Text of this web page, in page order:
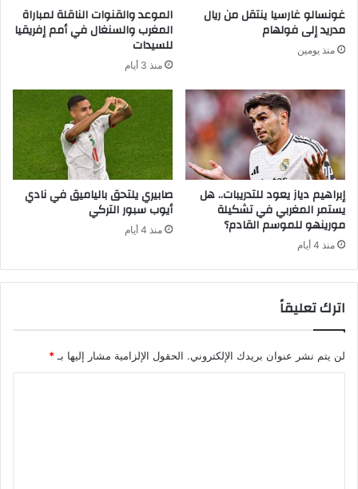
غونسالو غارسيا ينتقل من ريال
مدريد إلى فولهام
منذ يومين
الموعد والقنوات الناقلة لمباراة
المغرب والسنغال في أمم إفريقيا
للسيدات
منذ 3 أيام
إبراهيم دياز يعود للتدريبات.. هل
يستمر المغربي في تشكيلة
مورينهو للموسم القادم؟
منذ 4 أيام
صابيري يلتحق بالياميق في نادي
أيوب سبور التركي
منذ 4 أيام
اترك تعليقاً
لن يتم نشر عنوان بريدك الإلكتروني. الحقول الإلزامية مشار إليها بـ *